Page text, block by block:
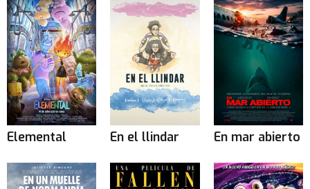
Elemental En el llindar En mar abierto